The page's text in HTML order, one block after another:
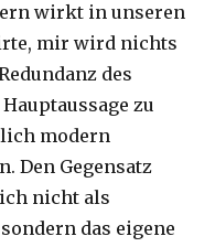
wirkt in unseren
mir wird nichts
des
zu
modern
Den Gegensatz
nicht als
das eigene